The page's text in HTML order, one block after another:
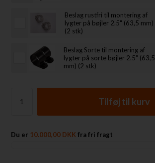
Beslag rustfri til montering af
lygter på bøjler 2.5" (63,5 mm)
(2 stk)
Beslag Sorte til montering af
lygter på sorte bøjler 2.5" (63,5
mm) (2 stk)
Du er 10.000,00 DKK fra fri fragt